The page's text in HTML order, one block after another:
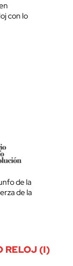
con lo
de la
de la
RELOJ (I)